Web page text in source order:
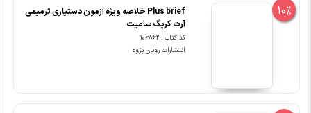
10%
Plus brief خلاصه ویژه آزمون دستیاری ترمیمی
آرت کریگ سامیت
کد کتاب : 106862
انتشارات رویان پژوه